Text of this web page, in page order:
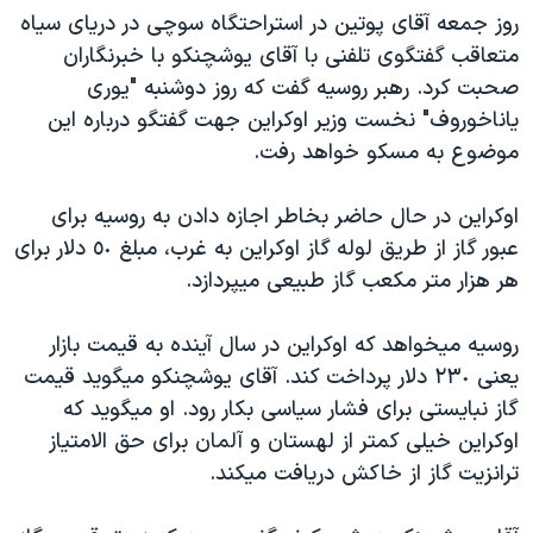
فرهنگ و زندگی
حقوق شهروندی
اقتصادی
علم و فناوری
گالری عکس
آرشیو پخش زنده
مستندها
انتخابات ریاست جمهوری آمریکا ۲۰۲۴
حمله جمهوری اسلامی به اسرائیل
رمز مهسا
اعتراضات زن، زندگی، آزادی
مجموعه مستندهای دادخواهی
دادگاه حمید نوری
چهل سال گروگان‌گیری
قانون شفافیت دارائی کادر رهبری ایران
دنبال کنید
روز جمعه آقای پوتين در استراحتگاه سوچی در دريای سياه
متعاقب گفتگوی تلفنی با آقای يوشچنکو با خبرنگاران
صحبت کرد. رهبر روسيه گفت که روز دوشنبه "يوری
ياناخوروف" نخست وزير اوکراين جهت گفتگو درباره اين
موضوع به مسکو خواهد رفت.
اوکراين در حال حاضر بخاطر اجازه دادن به روسيه برای
عبور گاز از طريق لوله گاز اوکراين به غرب، مبلغ ٥٠ دلار برای
هر هزار متر مکعب گاز طبيعی ميپردازد.
روسيه ميخواهد که اوکراين در سال آينده به قيمت بازار
يعنی ٢٣٠ دلار پرداخت کند. آقای يوشچنکو ميگويد قيمت
گاز نبايستی برای فشار سياسی بکار رود. او ميگويد که
اوکراين خيلی کمتر از لهستان و آلمان برای حق الامتياز
ترانزيت گاز از خاکش دريافت ميکند.